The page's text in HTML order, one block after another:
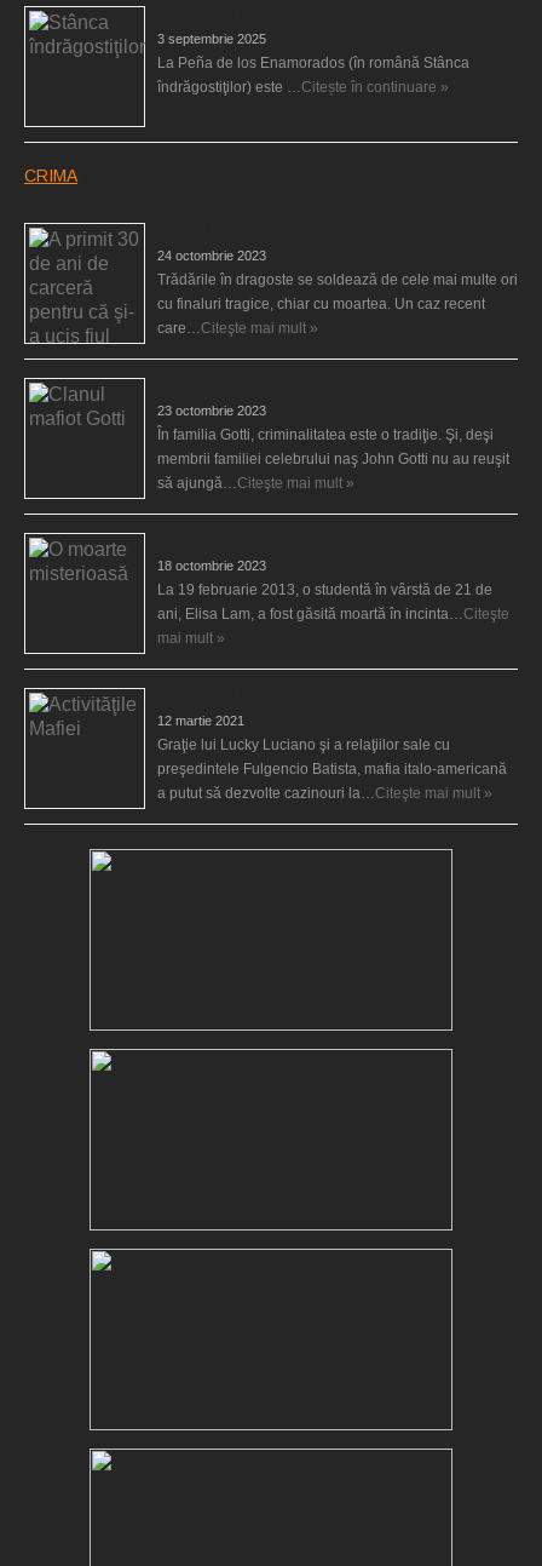
3 septembrie 2025
La Peña de los Enamorados (în română Stânca
îndrăgostiţilor) este …Citește în continuare »
CRIMA
24 octombrie 2023
Trădările în dragoste se soldează de cele mai multe ori
cu finaluri tragice, chiar cu moartea. Un caz recent
care…Citeşte mai mult »
23 octombrie 2023
În familia Gotti, criminalitatea este o tradiţie. Şi, deşi
membrii familiei celebrului naş John Gotti nu au reuşit
să ajungă…Citeşte mai mult »
18 octombrie 2023
La 19 februarie 2013, o studentă în vârstă de 21 de
ani, Elisa Lam, a fost găsită moartă în incinta…Citeşte
mai mult »
12 martie 2021
Graţie lui Lucky Luciano şi a relaţiilor sale cu
preşedintele Fulgencio Batista, mafia italo-americană
a putut să dezvolte cazinouri la…Citeşte mai mult »